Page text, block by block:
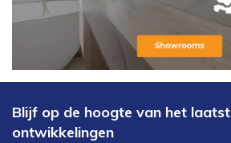
Blijf op de hoogte van het
ontwikkelingen